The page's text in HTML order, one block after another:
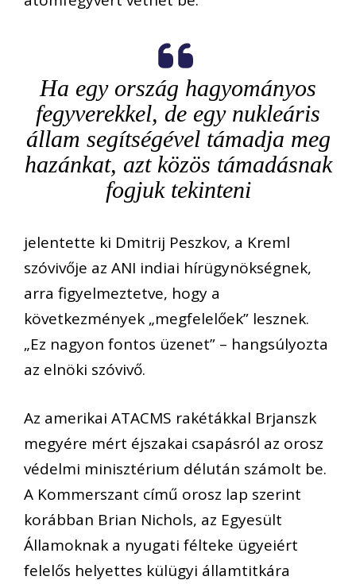
Ha egy ország hagyományos
fegyverekkel, de egy nukleáris
állam segítségével támadja meg
hazánkat, azt közös támadásnak
fogjuk tekinteni
jelentette ki Dmitrij Peszkov, a Kreml
szóvivője az ANI indiai hírügynökségnek,
arra figyelmeztetve, hogy a
következmények „megfelelőek” lesznek.
„Ez nagyon fontos üzenet” – hangsúlyozta
az elnöki szóvivő.
Az amerikai ATACMS rakétákkal Brjanszk
megyére mért éjszakai csapásról az orosz
védelmi minisztérium délután számolt be.
A Kommerszant című orosz lap szerint
korábban Brian Nichols, az Egyesült
Államoknak a nyugati félteke ügyeiért
felelős helyettes külügyi államtitkára